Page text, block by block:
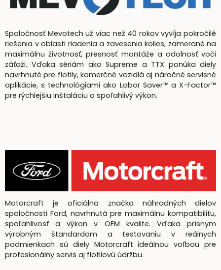
Spoločnosť Mevotech už viac než 40 rokov vyvíja pokročilé
riešenia v oblasti riadenia a zavesenia kolies, zamerané na
maximálnu životnosť, presnosť montáže a odolnosť voči
záťaži. Vďaka sériám ako Supreme a TTX ponúka diely
navrhnuté pre flotily, komerčné vozidlá aj náročné servisné
aplikácie, s technológiami ako Labor Saver™ a X-Factor™
pre rýchlejšiu inštaláciu a spoľahlivý výkon.
Motorcraft je oficiálna značka náhradných dielov
spoločnosti Ford, navrhnutá pre maximálnu kompatibilitu,
spoľahlivosť a výkon v OEM kvalite. Vďaka prísnym
výrobným štandardom a testovaniu v reálnych
podmienkach sú diely Motorcraft ideálnou voľbou pre
profesionálny servis aj flotilovú údržbu.